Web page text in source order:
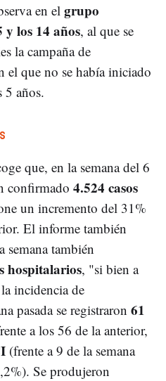
en el grupo
los 14 años, al que se
la campaña de
el que no se había iniciado
5 años.
que, en la semana del 6
confirmado 4.524 casos
un incremento del 31%
El informe también
semana también
hospitalarios, "si bien a
incidencia de
pasada se registraron 61
a los 56 de la anterior,
(frente a 9 de la semana
Se produjeron